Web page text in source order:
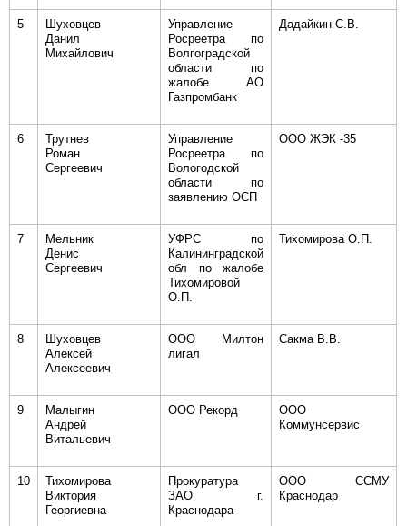
5
Шуховцев
Данил
Михайлович
Управление
Росреетра по
Волгоградской
области по
жалобе АО
Газпромбанк
Дадайкин С.В.
6
Трутнев
Роман
Сергеевич
Управление
Росреетра по
Вологодской
области по
заявлению ОСП
ООО ЖЭК -35
7
Мельник
Денис
Сергеевич
УФРС по
Калининградской
обл по жалобе
Тихомировой
О.П.
Тихомирова О.П.
8
Шуховцев
Алексей
Алексеевич
ООО Милтон
лигал
Сакма В.В.
9
Малыгин
Андрей
Витальевич
ООО Рекорд
ООО
Коммунсервис
10
Тихомирова
Виктория
Георгиевна
Прокуратура
ЗАО г.
Краснодара
ООО ССМУ
Краснодар